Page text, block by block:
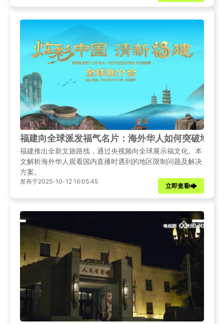
福建向全球派发福气名片：海外华人如何突破地区
福建推出全新文旅路线，通过央视频向全球展示福文化。本
文解析海外华人观看国内直播时遇到的地区限制问题及解决
方案。
发布于2025-10-12 16:05:45
立即查看